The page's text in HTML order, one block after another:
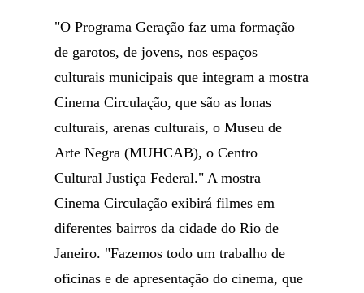
"O Programa Geração faz uma formação
de garotos, de jovens, nos espaços
culturais municipais que integram a mostra
Cinema Circulação, que são as lonas
culturais, arenas culturais, o Museu de
Arte Negra (MUHCAB), o Centro
Cultural Justiça Federal." A mostra
Cinema Circulação exibirá filmes em
diferentes bairros da cidade do Rio de
Janeiro. "Fazemos todo um trabalho de
oficinas e de apresentação do cinema, que